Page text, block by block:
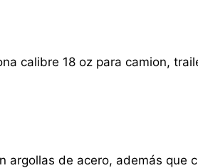
calibre 18 oz para camion,
argollas de acero, además que